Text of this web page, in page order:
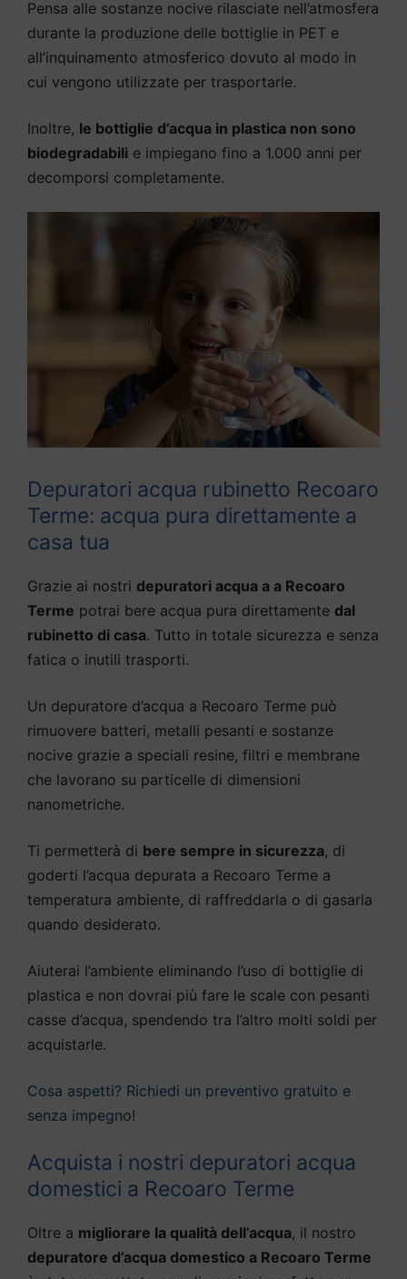
Pensa alle sostanze nocive rilasciate nell’atmosfera
durante la produzione delle bottiglie in PET e
all’inquinamento atmosferico dovuto al modo in
cui vengono utilizzate per trasportarle.
Inoltre, le bottiglie d’acqua in plastica non sono
biodegradabili e impiegano fino a 1.000 anni per
decomporsi completamente.
Depuratori acqua rubinetto Recoaro
Terme: acqua pura direttamente a
casa tua
Grazie ai nostri depuratori acqua a a Recoaro
Terme potrai bere acqua pura direttamente dal
rubinetto di casa. Tutto in totale sicurezza e senza
fatica o inutili trasporti.
Un depuratore d’acqua a Recoaro Terme può
rimuovere batteri, metalli pesanti e sostanze
nocive grazie a speciali resine, filtri e membrane
che lavorano su particelle di dimensioni
nanometriche.
Ti permetterà di bere sempre in sicurezza, di
goderti l’acqua depurata a Recoaro Terme a
temperatura ambiente, di raffreddarla o di gasarla
quando desiderato.
Aiuterai l’ambiente eliminando l’uso di bottiglie di
plastica e non dovrai più fare le scale con pesanti
casse d’acqua, spendendo tra l’altro molti soldi per
acquistarle.
Cosa aspetti? Richiedi un preventivo gratuito e
senza impegno!
Acquista i nostri depuratori acqua
domestici a Recoaro Terme
Oltre a migliorare la qualità dell’acqua, il nostro
depuratore d’acqua domestico a Recoaro Terme